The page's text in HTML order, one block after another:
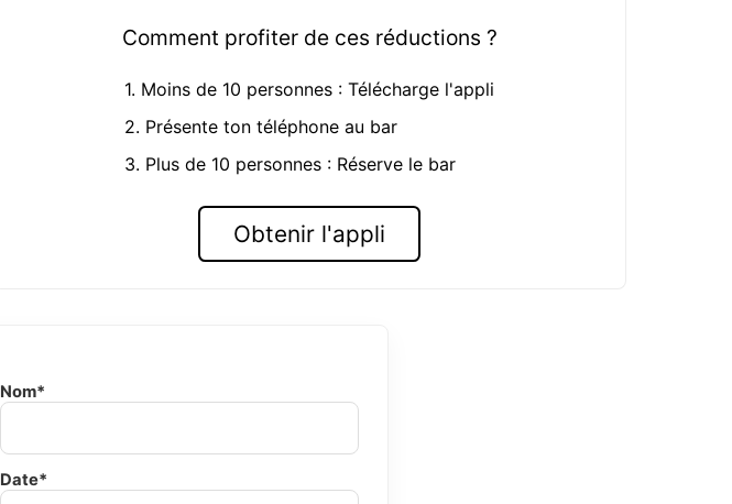
Comment profiter de ces réductions ?
1. Moins de 10 personnes : Télécharge l'appli
2. Présente ton téléphone au bar
3. Plus de 10 personnes : Réserve le bar
Obtenir l'appli
Nom*
Date*